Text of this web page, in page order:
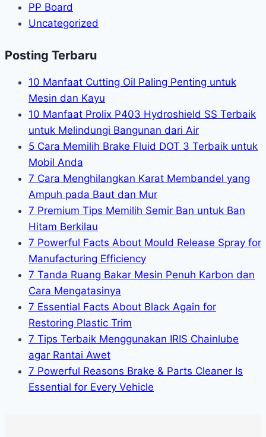
PP Board
Uncategorized
Posting Terbaru
10 Manfaat Cutting Oil Paling Penting untuk
Mesin dan Kayu
10 Manfaat Prolix P403 Hydroshield SS Terbaik
untuk Melindungi Bangunan dari Air
5 Cara Memilih Brake Fluid DOT 3 Terbaik untuk
Mobil Anda
7 Cara Menghilangkan Karat Membandel yang
Ampuh pada Baut dan Mur
7 Premium Tips Memilih Semir Ban untuk Ban
Hitam Berkilau
7 Powerful Facts About Mould Release Spray for
Manufacturing Efficiency
7 Tanda Ruang Bakar Mesin Penuh Karbon dan
Cara Mengatasinya
7 Essential Facts About Black Again for
Restoring Plastic Trim
7 Tips Terbaik Menggunakan IRIS Chainlube
agar Rantai Awet
7 Powerful Reasons Brake & Parts Cleaner Is
Essential for Every Vehicle